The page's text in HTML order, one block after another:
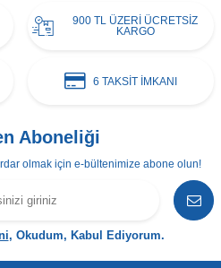
900 TL ÜZERİ ÜCRETSİZ
KARGO
6 TAKSİT İMKANI
Aboneliği
olmak için e-bültenimize abone olun!
, Okudum, Kabul Ediyorum.